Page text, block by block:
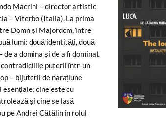
Macrini – director artistic
– Viterbo (Italia). La prima
Domn și Majordom, între
lumi: două identități, două
de a domina și de a fi dominat.
contradicțiile puterii într-un
– bijuterii de narațiune
cine este cu
și cine se lasă
pe Andrei Cătălin în rolul